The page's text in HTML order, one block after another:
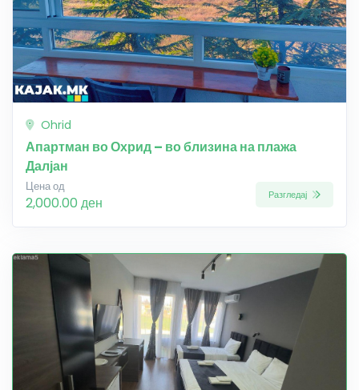
Ohrid
Апартман во Охрид – во близина на плажа
Далјан
Цена од
2,000.00 ден Разгледај